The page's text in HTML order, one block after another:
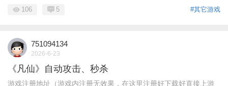
#其它游戏
106 5
751094134
2026-6-23
《凡仙》自动攻击、秒杀
游戏注册地址（游戏内注册无效果，在这里注册好下载好直接上游